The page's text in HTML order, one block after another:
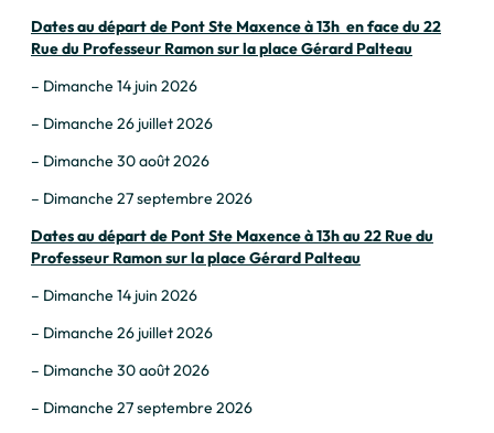
Dates au départ de Pont Ste Maxence à 13h en face du 22
Rue du Professeur Ramon sur la place Gérard Palteau
– Dimanche 14 juin 2026
– Dimanche 26 juillet 2026
– Dimanche 30 août 2026
– Dimanche 27 septembre 2026
Dates au départ de Pont Ste Maxence à 13h au 22 Rue du
Professeur Ramon sur la place Gérard Palteau
– Dimanche 14 juin 2026
– Dimanche 26 juillet 2026
– Dimanche 30 août 2026
– Dimanche 27 septembre 2026